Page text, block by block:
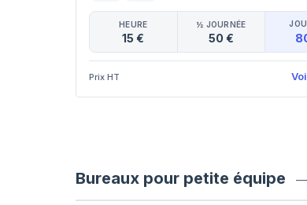
HEURE
15 €
½ JOURNÉE
50 €
Prix HT
Bureaux pour petite équipe —